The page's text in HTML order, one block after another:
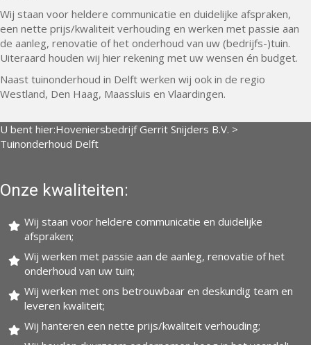
Wij staan voor heldere communicatie en duidelijke afspraken,
een nette prijs/kwaliteit verhouding en werken met passie aan
de aanleg, renovatie of het onderhoud van uw (bedrijfs-)tuin.
Uiteraard houden wij hier rekening met uw wensen én budget.
Naast tuinonderhoud in Delft werken wij ook in de regio
Westland, Den Haag, Maassluis en Vlaardingen.
U bent hier:Hoveniersbedrijf Gerrit Snijders B.V. >
Tuinonderhoud Delft
Onze kwaliteiten:
Wij staan voor heldere communicatie en duidelijke
afspraken;
Wij werken met passie aan de aanleg, renovatie of het
onderhoud van uw tuin;
Wij werken met ons betrouwbaar en deskundig team en
leveren kwaliteit;
Wij hanteren een nette prijs/kwaliteit verhouding;